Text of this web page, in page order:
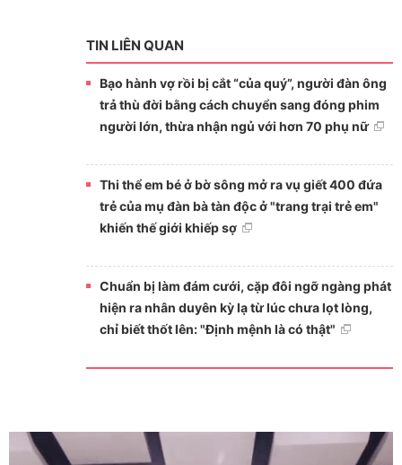
TIN LIÊN QUAN
Bạo hành vợ rồi bị cắt “của quý”, người đàn ông
trả thù đời bằng cách chuyển sang đóng phim
người lớn, thừa nhận ngủ với hơn 70 phụ nữ
Thi thể em bé ở bờ sông mở ra vụ giết 400 đứa
trẻ của mụ đàn bà tàn độc ở "trang trại trẻ em"
khiến thế giới khiếp sợ
Chuẩn bị làm đám cưới, cặp đôi ngỡ ngàng phát
hiện ra nhân duyên kỳ lạ từ lúc chưa lọt lòng,
chỉ biết thốt lên: "Định mệnh là có thật"